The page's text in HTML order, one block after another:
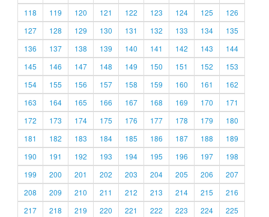
118
119 120 121 122 123 124 125
126
127
128 129 130 131 132 133 134
135
136
137 138 139 140 141 142 143
144
145
146 147 148 149 150 151 152
153
154
155 156 157 158 159 160 161
162
163
164 165 166 167 168 169 170
171
172
173 174 175 176 177 178 179
180
181
182 183 184 185 186 187 188
189
190
191 192 193 194 195 196 197
198
199
200 201 202 203 204 205 206
207
208
209 210 211 212 213 214 215
216
217
218 219 220 221 222 223 224
225